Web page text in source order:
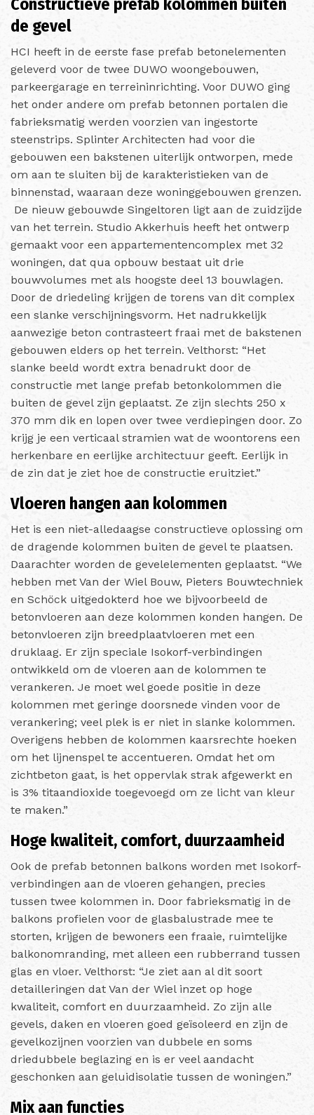
Constructieve prefab kolommen buiten
de gevel
HCI heeft in de eerste fase prefab betonelementen
geleverd voor de twee DUWO woongebouwen,
parkeergarage en terreininrichting. Voor DUWO ging
het onder andere om prefab betonnen portalen die
fabrieksmatig werden voorzien van ingestorte
steenstrips. Splinter Architecten had voor die
gebouwen een bakstenen uiterlijk ontworpen, mede
om aan te sluiten bij de karakteristieken van de
binnenstad, waaraan deze woninggebouwen grenzen.
De nieuw gebouwde Singeltoren ligt aan de zuidzijde
van het terrein. Studio Akkerhuis heeft het ontwerp
gemaakt voor een appartementencomplex met 32
woningen, dat qua opbouw bestaat uit drie
bouwvolumes met als hoogste deel 13 bouwlagen.
Door de driedeling krijgen de torens van dit complex
een slanke verschijningsvorm. Het nadrukkelijk
aanwezige beton contrasteert fraai met de bakstenen
gebouwen elders op het terrein. Velthorst: “Het
slanke beeld wordt extra benadrukt door de
constructie met lange prefab betonkolommen die
buiten de gevel zijn geplaatst. Ze zijn slechts 250 x
370 mm dik en lopen over twee verdiepingen door. Zo
krijg je een verticaal stramien wat de woontorens een
herkenbare en eerlijke architectuur geeft. Eerlijk in
de zin dat je ziet hoe de constructie eruitziet.”
Vloeren hangen aan kolommen
Het is een niet-alledaagse constructieve oplossing om
de dragende kolommen buiten de gevel te plaatsen.
Daarachter worden de gevelelementen geplaatst. “We
hebben met Van der Wiel Bouw, Pieters Bouwtechniek
en Schöck uitgedokterd hoe we bijvoorbeeld de
betonvloeren aan deze kolommen konden hangen. De
betonvloeren zijn breedplaatvloeren met een
druklaag. Er zijn speciale Isokorf-verbindingen
ontwikkeld om de vloeren aan de kolommen te
verankeren. Je moet wel goede positie in deze
kolommen met geringe doorsnede vinden voor de
verankering; veel plek is er niet in slanke kolommen.
Overigens hebben de kolommen kaarsrechte hoeken
om het lijnenspel te accentueren. Omdat het om
zichtbeton gaat, is het oppervlak strak afgewerkt en
is 3% titaandioxide toegevoegd om ze licht van kleur
te maken.”
Hoge kwaliteit, comfort, duurzaamheid
Ook de prefab betonnen balkons worden met Isokorf-
verbindingen aan de vloeren gehangen, precies
tussen twee kolommen in. Door fabrieksmatig in de
balkons profielen voor de glasbalustrade mee te
storten, krijgen de bewoners een fraaie, ruimtelijke
balkonomranding, met alleen een rubberrand tussen
glas en vloer. Velthorst: “Je ziet aan al dit soort
detailleringen dat Van der Wiel inzet op hoge
kwaliteit, comfort en duurzaamheid. Zo zijn alle
gevels, daken en vloeren goed geïsoleerd en zijn de
gevelkozijnen voorzien van dubbele en soms
driedubbele beglazing en is er veel aandacht
geschonken aan geluidisolatie tussen de woningen.”
Mix aan functies